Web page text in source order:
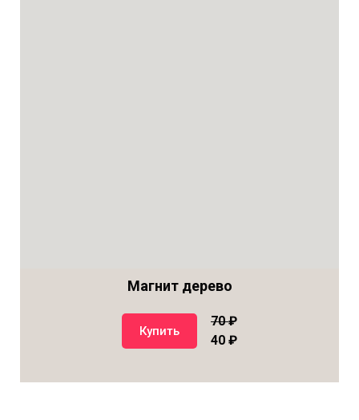
Магнит дерево
Купить
70₽
40 ₽